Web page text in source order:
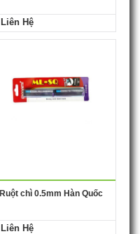
Liên Hệ
Ruột chì 0.5mm Hàn Quốc
Liên Hệ